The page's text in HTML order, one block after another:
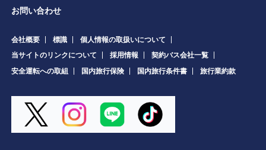
お問い合わせ
会社概要 標識
個人情報の取扱いについて
当サイトのリンクについて
採用情報
契約バス会社一覧
安全運転への取組
国内旅行保険 国内旅行条件書 旅行業約款